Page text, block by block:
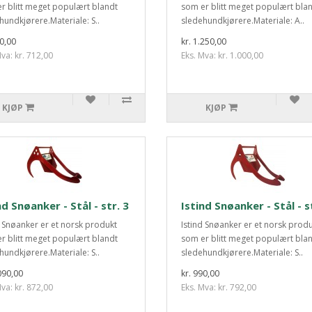
blitt meget populært blandt
S..
kr. 712,00
KJØP
som er blitt meget populært
sledehundkjørere.Materiale: A..
kr. 1.250,00
Eks. Mva: kr. 1.000,00
KJØP
Snøanker - Stål - str. 3
er et norsk produkt
blitt meget populært blandt
S..
kr. 872,00
Istind Snøanker - Stål -
Istind Snøanker er et norsk
som er blitt meget populært
sledehundkjørere.Materiale: S..
kr. 990,00
Eks. Mva: kr. 792,00